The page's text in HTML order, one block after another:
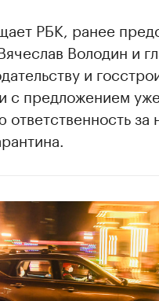
РБК, ранее
Володин и
и
с предложением
ответственность